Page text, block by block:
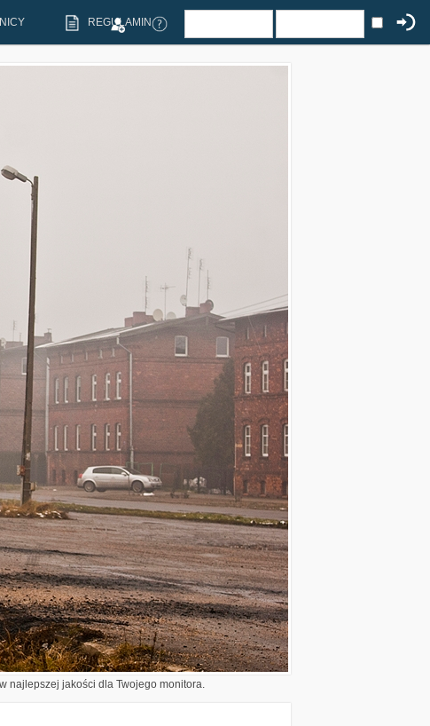
REGULAMIN
najlepszej jakości dla Twojego monitora.